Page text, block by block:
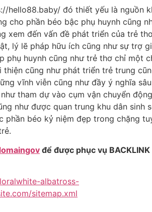
hello88.baby/ đó thiết yếu là nguồn
cho phần béo bậc phụ huynh cũng
xem đến vấn đề phát triển của trẻ
lý lẽ pháp hữu ích cũng như sự trợ
phụ huynh cũng như trẻ thơ chỉ một
thiện cũng như phát triển trẻ trung
vĩnh viễn cũng như đầy ý nghĩa
tham dự vào cụm vận chuyển
như được quan trung khu dân sinh
phần béo kỷ niệm đẹp trong chặng
để được phục vụ BACKLINK
albatross-
sitemap.xml